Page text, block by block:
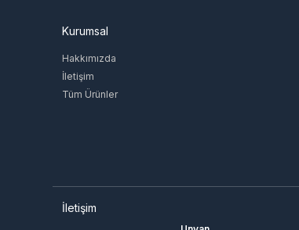
Kurumsal
Hakkımızda
İletişim
Tüm Ürünler
İletişim